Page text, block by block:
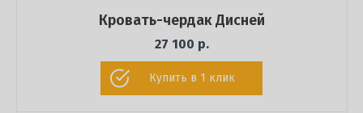
Кровать-чердак Дисней
27 100 р.
Купить в 1 клик